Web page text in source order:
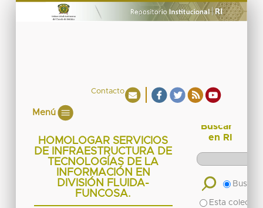
Contacto
Menú
HOMOLOGAR SERVICIOS
DE INFRAESTRUCTURA DE
TECNOLOGÍAS DE LA
INFORMACIÓN EN
DIVISIÓN FLUIDA-
FUNCOSA.
Buscar
en RI
Buscar
Esta